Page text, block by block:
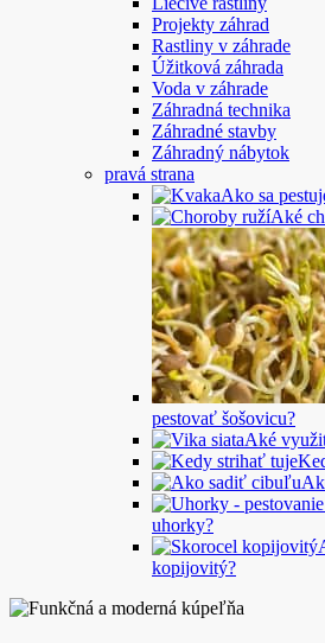
Projekty záhrad
Rastliny v záhrade
Úžitková záhrada
Voda v záhrade
Záhradná technika
Záhradné stavby
Záhradný nábytok
pravá strana
Ako sa
Aké
pestovať šošovicu?
Aké
uhorky?
kopijovitý?